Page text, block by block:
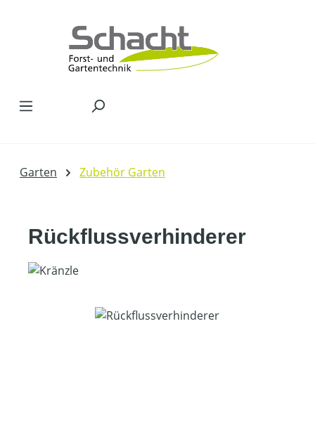
Garten Zubehör Garten
Rückflussverhinderer
Bildergalerie überspringen